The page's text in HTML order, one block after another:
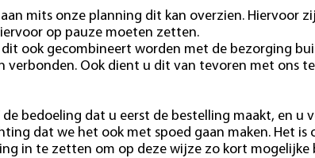
mits onze planning dit kan overzien. Hiervoor
op pauze moeten zetten.
ook gecombineert worden met de bezorging
verbonden. Ook dient u dit van tevoren met ons
de bedoeling dat u eerst de bestelling maakt, en u
dat we het ook met spoed gaan maken. Het is
in te zetten om op deze wijze zo kort